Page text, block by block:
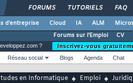
FORUMS TUTORIELS FAQ
d'entreprise Cloud IA ALM
Forums sur l'Emploi
CV
?
Inscrivez-vous
Réseau social Blogs Agenda Chat
en Informatique Emploi